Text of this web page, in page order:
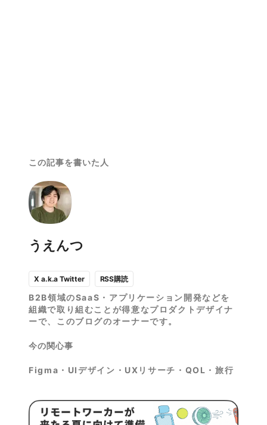
この記事を書いた人
うえんつ
X a.k.a Twitter RSS購読
B2B領域のSaaS・アプリケーション開発などを
組織で取り組むことが得意なプロダクトデザイナ
ーで、このブログのオーナーです。
今の関心事
Figma・UIデザイン・UXリサーチ・QOL・旅行